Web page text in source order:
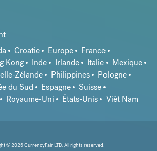
Croatie Europe
France
Kong Inde Irlande Italie
Mexique
Zélande Philippines
Pologne
du Sud Espagne
Suisse
Royaume-Uni États-Unis Viêt Nam
© 2026 CurrencyFair LTD. All rights reserved.